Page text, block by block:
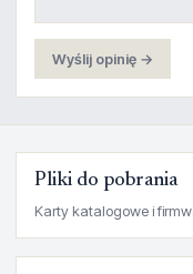
Wyślij opinię →
Pliki do pobrania
Karty katalogowe i